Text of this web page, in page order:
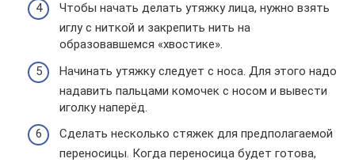
Чтобы начать делать утяжку лица, нужно взять
иглу с ниткой и закрепить нить на
образовавшемся «хвостике».
Начинать утяжку следует с носа. Для этого надо
надавить пальцами комочек с носом и вывести
иголку наперёд.
Сделать несколько стяжек для предполагаемой
переносицы. Когда переносица будет готова,